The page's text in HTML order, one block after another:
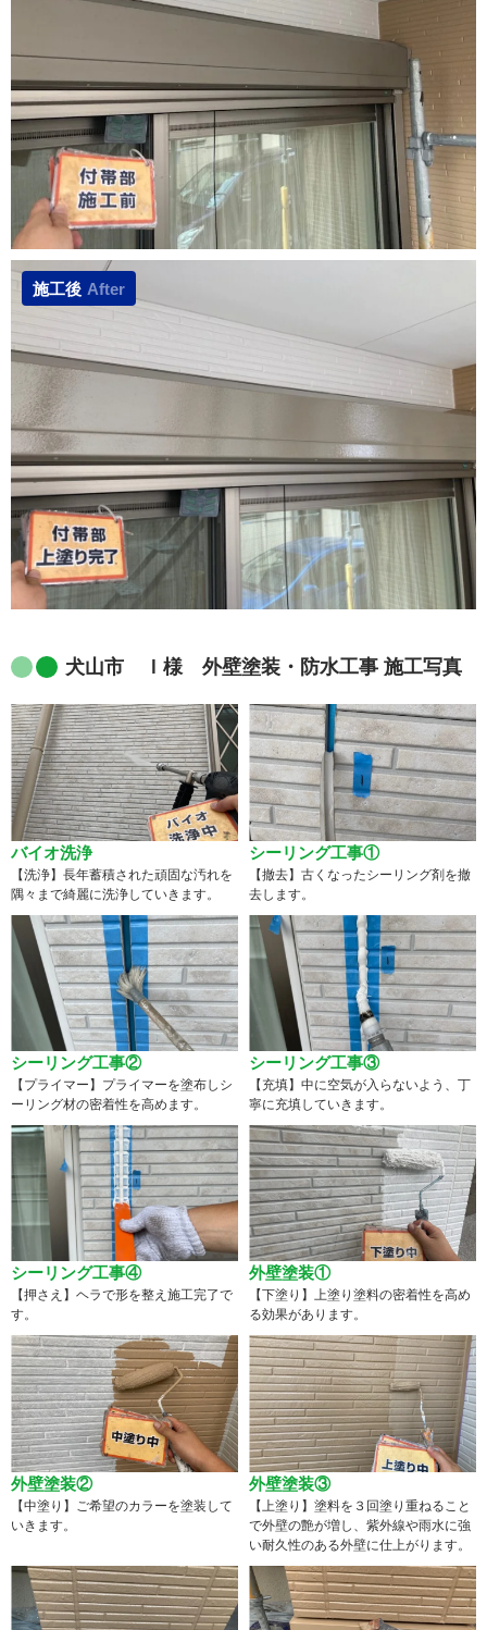
施工後 After
犬山市 Ｉ様 外壁塗装・防水工事 施工写真
バイオ洗浄
【洗浄】長年蓄積された頑固な汚れを
隅々まで綺麗に洗浄していきます。
シーリング工事①
【撤去】古くなったシーリング剤を撤
去します。
シーリング工事②
【プライマー】プライマーを塗布しシ
ーリング材の密着性を高めます。
シーリング工事③
【充填】中に空気が入らないよう、丁
寧に充填していきます。
シーリング工事④
【押さえ】ヘラで形を整え施工完了で
す。
外壁塗装①
【下塗り】上塗り塗料の密着性を高め
る効果があります。
外壁塗装②
【中塗り】ご希望のカラーを塗装して
いきます。
外壁塗装③
【上塗り】塗料を３回塗り重ねること
で外壁の艶が増し、紫外線や雨水に強
い耐久性のある外壁に仕上がります。